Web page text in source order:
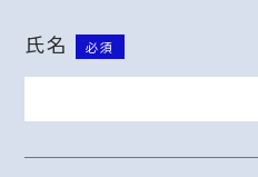
氏名 必須